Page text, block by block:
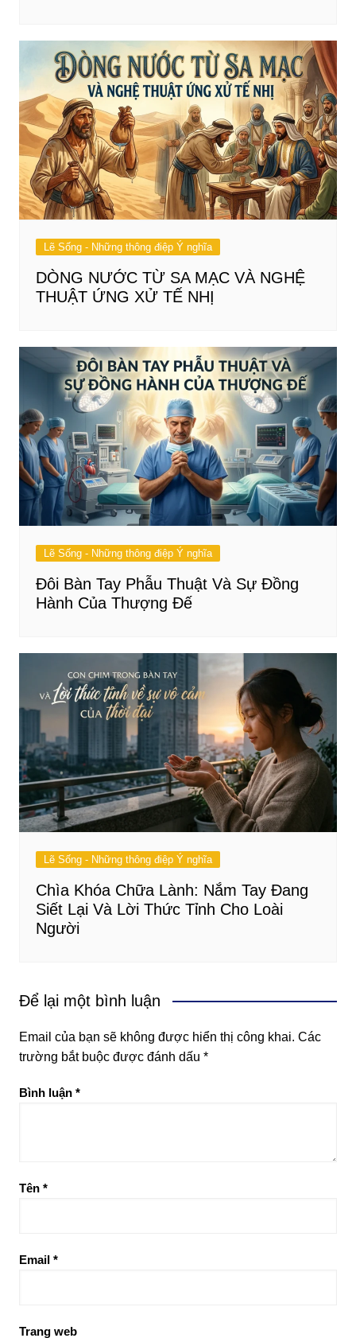
Lẽ Sống - Những thông điệp Ý nghĩa
DÒNG NƯỚC TỪ SA MẠC VÀ NGHỆ
THUẬT ỨNG XỬ TẾ NHỊ
Lẽ Sống - Những thông điệp Ý nghĩa
Đôi Bàn Tay Phẫu Thuật Và Sự Đồng
Hành Của Thượng Đế
Lẽ Sống - Những thông điệp Ý nghĩa
Chìa Khóa Chữa Lành: Nắm Tay Đang
Siết Lại Và Lời Thức Tỉnh Cho Loài
Người
Để lại một bình luận
Email của bạn sẽ không được hiển thị công khai. Các
trường bắt buộc được đánh dấu *
Bình luận *
Tên *
Email *
Trang web